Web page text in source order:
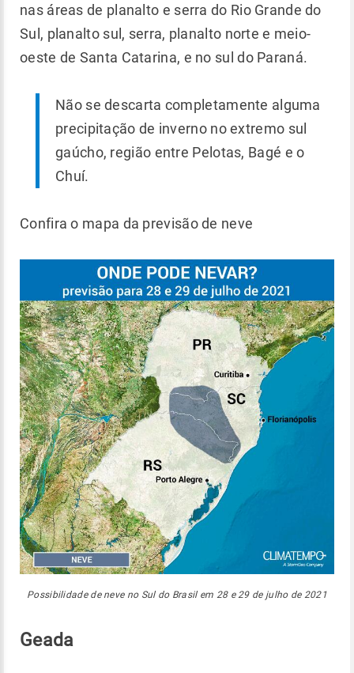
nas áreas de planalto e serra do Rio Grande do
Sul, planalto sul, serra, planalto norte e meio-
oeste de Santa Catarina, e no sul do Paraná.
Não se descarta completamente alguma
precipitação de inverno no extremo sul
gaúcho, região entre Pelotas, Bagé e o
Chuí.
Confira o mapa da previsão de neve
Possibilidade de neve no Sul do Brasil em 28 e 29 de julho de 2021
Geada